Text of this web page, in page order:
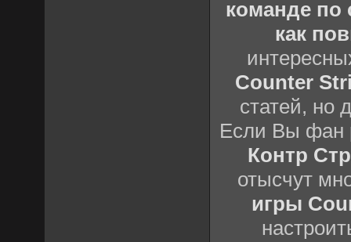
команде по
как
Counter
статей, но
Если Вы фан
Контр
отысчут
игры